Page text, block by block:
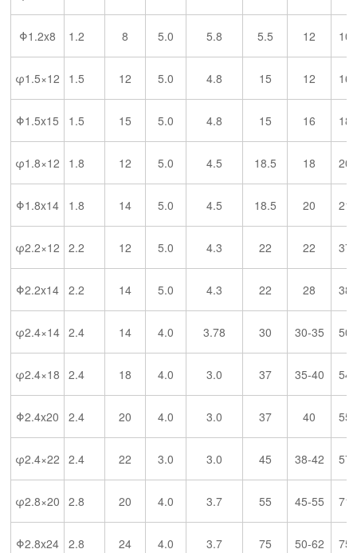
Φ1.2x8 1.2 8 5.0 5.8 5.5 12
φ1.5×12 1.5 12 5.0 4.8 15 12
Φ1.5x15 1.5 15 5.0 4.8 15 16
φ1.8×12 1.8 12 5.0 4.5 18.5 18
Φ1.8x14 1.8 14 5.0 4.5 18.5 20
φ2.2×12 2.2 12 5.0 4.3 22 22
Φ2.2x14 2.2 14 5.0 4.3 22 28
φ2.4×14 2.4 14 4.0 3.78 30 30-35
φ2.4×18 2.4 18 4.0 3.0 37 35-40
Φ2.4x20 2.4 20 4.0 3.0 37 40
φ2.4×22 2.4 22 3.0 3.0 45 38-42
φ2.8×20 2.8 20 4.0 3.7 55 45-55
Φ2.8x24 2.8 24 4.0 3.7 75 50-62